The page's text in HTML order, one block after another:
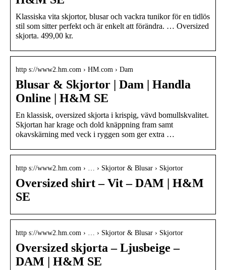
Klassiska vita skjortor, blusar och vackra tunikor för en tidlös
stil som sitter perfekt och är enkelt att förändra. … Oversized
skjorta. 499,00 kr.
http s://www2.hm.com › HM.com › Dam
Blusar & Skjortor | Dam | Handla
Online | H&M SE
En klassisk, oversized skjorta i krispig, vävd bomullskvalitet.
Skjortan har krage och dold knäppning fram samt
okavskärning med veck i ryggen som ger extra …
http s://www2.hm.com › … › Skjortor & Blusar › Skjortor
Oversized shirt – Vit – DAM | H&M
SE
http s://www2.hm.com › … › Skjortor & Blusar › Skjortor
Oversized skjorta – Ljusbeige –
DAM | H&M SE